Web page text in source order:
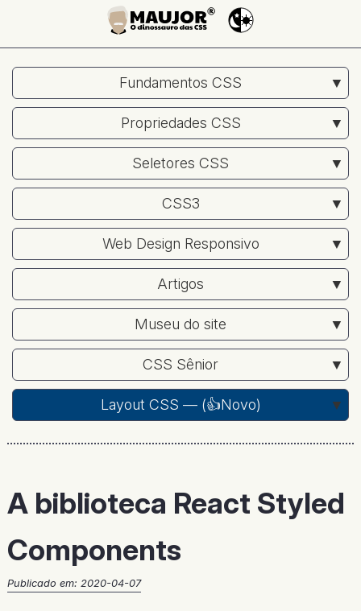
Fundamentos CSS
Propriedades CSS
Seletores CSS
CSS3
Web Design Responsivo
Artigos
Museu do site
CSS Sênior
Layout CSS — (👍Novo)
A biblioteca React Styled
Components
Publicado em: 2020-04-07